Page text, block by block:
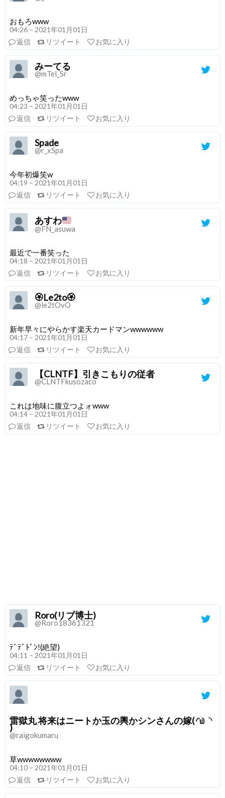
おもろwww
04:26 – 2021年01月01日
返信
リツイート お気に入り
みーてる
@mTel_Sr
めっちゃ笑ったwww
04:23 – 2021年01月01日
返信
リツイート お気に入り
Spade
@r_xSpa
今年初爆笑w
04:19 – 2021年01月01日
返信
リツイート お気に入り
あすわ
@FN_asuwa
最近で一番笑った
04:18 – 2021年01月01日
返信
リツイート お気に入り
🏵Le2to🏵
@le2tOvO
新年早々にやらかす楽天カードマンwwwwww
04:17 – 2021年01月01日
返信
リツイート お気に入り
【CLNTF】引きこもりの従者
@CLNTFkusozaco
これは地味に腹立つよォwww
04:14 – 2021年01月01日
返信
リツイート お気に入り
Roro(リブ博士)
@Roro18361321
ﾃﾞﾃﾞﾄﾞﾝ!(絶望)
04:11 – 2021年01月01日
返信
リツイート お気に入り
雷獄丸 将来はニートか玉の輿かシンさんの嫁( ◜௰◝
)
@raigokumaru
草wwwwwwww
04:10 – 2021年01月01日
返信
リツイート お気に入り